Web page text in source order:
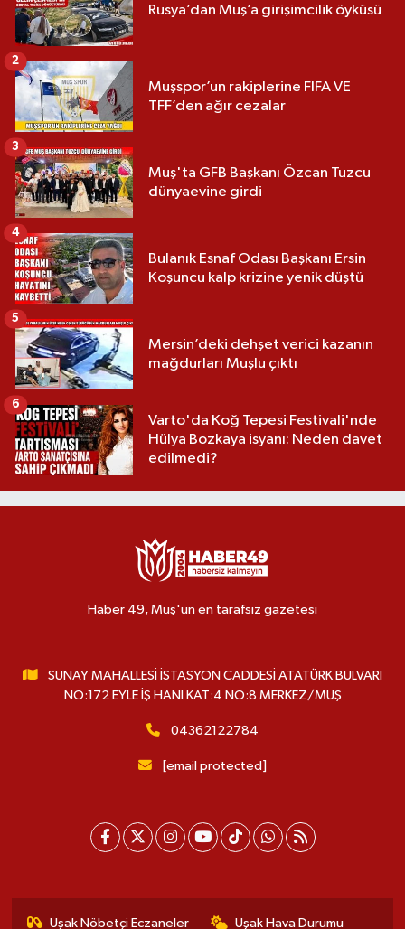
Rusya’dan Muş’a girişimcilik öyküsü
Muşspor’un rakiplerine FIFA VE
TFF’den ağır cezalar
2
Muş'ta GFB Başkanı Özcan Tuzcu
dünyaevine girdi
3
Bulanık Esnaf Odası Başkanı Ersin
Koşuncu kalp krizine yenik düştü
4
Mersin’deki dehşet verici kazanın
mağdurları Muşlu çıktı
5
Varto'da Koğ Tepesi Festivali'nde
Hülya Bozkaya isyanı: Neden davet
edilmedi?
6
Haber 49, Muş'un en tarafsız gazetesi
SUNAY MAHALLESİ İSTASYON CADDESİ ATATÜRK BULVARI
NO:172 EYLE İŞ HANI KAT:4 NO:8 MERKEZ/MUŞ
04362122784
[email protected]
Uşak Nöbetçi Eczaneler Uşak Hava Durumu